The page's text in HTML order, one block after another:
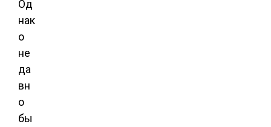
Од
нак
о
не
да
вн
о
бы